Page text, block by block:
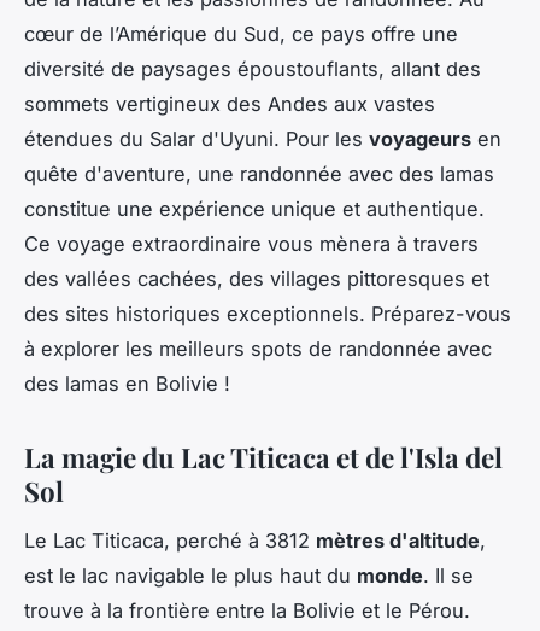
cœur de l’Amérique du Sud, ce pays offre une
diversité de paysages époustouflants, allant des
sommets vertigineux des Andes aux vastes
étendues du Salar d'Uyuni. Pour les voyageurs en
quête d'aventure, une randonnée avec des lamas
constitue une expérience unique et authentique.
Ce voyage extraordinaire vous mènera à travers
des vallées cachées, des villages pittoresques et
des sites historiques exceptionnels. Préparez-vous
à explorer les meilleurs spots de randonnée avec
des lamas en Bolivie !
La magie du Lac Titicaca et de l'Isla del
Sol
Le Lac Titicaca, perché à 3812 mètres d'altitude,
est le lac navigable le plus haut du monde. Il se
trouve à la frontière entre la Bolivie et le Pérou.